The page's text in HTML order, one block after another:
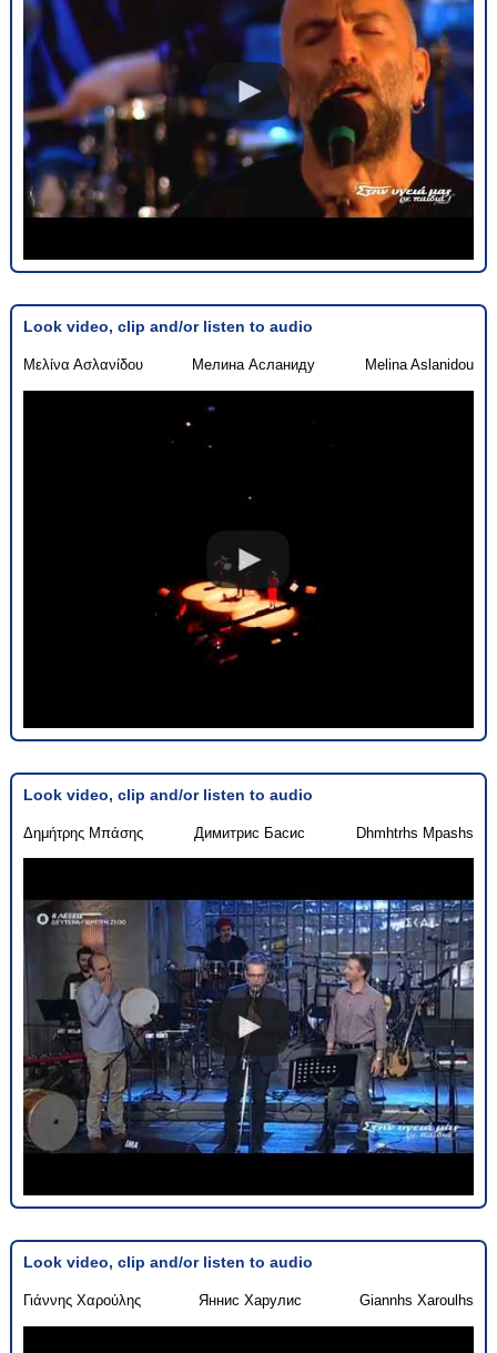
Look video, clip and/or listen to audio
Μελίνα Ασλανίδου Мелина Асланиду Melina Aslanidou
Look video, clip and/or listen to audio
Δημήτρης Μπάσης Димитрис Басис Dhmhtrhs Mpashs
Look video, clip and/or listen to audio
Γιάννης Χαρούλης Яннис Харулис Giannhs Xaroulhs